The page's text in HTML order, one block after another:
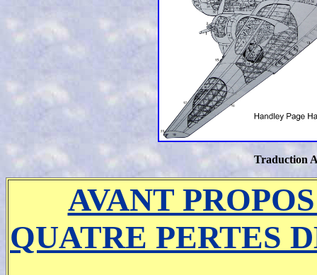
Traduction
AVANT
QUATRE PERTES